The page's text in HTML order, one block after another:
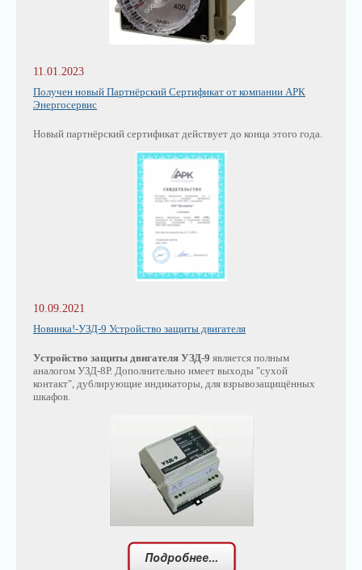
11.01.2023
Получен новый Партнёрский Сертификат от компании АРК
Энергосервис
Новый партнёрский сертификат действует до конца этого года.
10.09.2021
Новинка!-УЗД-9 Устройство защиты двигателя
Устройство защиты двигателя УЗД-9 является полным
аналогом УЗД-8Р. Дополнительно имеет выходы "сухой
контакт", дублирующие индикаторы, для взрывозащищённых
шкафов.